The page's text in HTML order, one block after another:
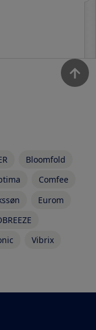
Bloomfold
Comfee
Eurom
Vibrix